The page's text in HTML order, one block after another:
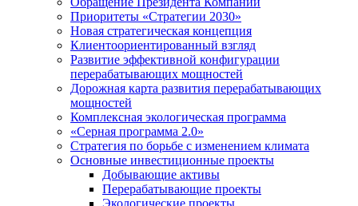
Приоритеты «Стратегии 2030»
Новая стратегическая концепция
Клиентоориентированный взгляд
Развитие эффективной конфигурации
перерабатывающих мощностей
Дорожная карта развития перерабатывающих
мощностей
Комплексная экологическая программа
«Серная программа 2.0»
Стратегия по борьбе с изменением климата
Основные инвестиционные проекты
Добывающие активы
Перерабатывающие проекты
Экологические проекты